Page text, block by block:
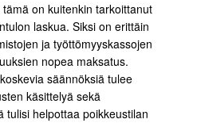
on kuitenkin tarkoittanut
laskua. Siksi on erittäin
ja työttömyyskassojen
nopea maksatus.
säännöksiä tulee
käsittelyä sekä
tulisi helpottaa poikkeustilan